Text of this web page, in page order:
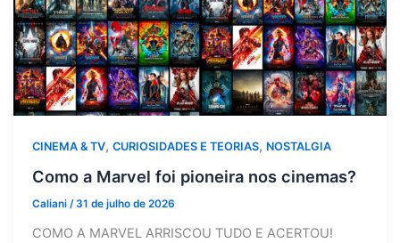
CINEMA & TV,CURIOSIDADES E TEORIAS, NOSTALGIA
Como a Marvel foi pioneira nos cinemas?
Caliani/31 de julho de 2026
COMO A MARVEL ARRISCOU TUDO E ACERTOU!